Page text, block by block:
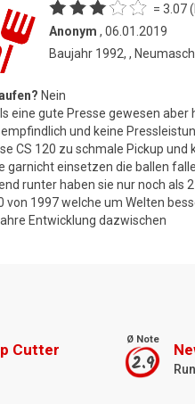
= 3.07
Anonym , 06.01.2019
Baujahr 1992, ,
Nein
eine gute Presse gewesen
und keine
CS 120 zu schmale Pickup
garnicht einsetzen die ballen
runter haben sie nur noch als
von 1997 welche um Welten
Entwicklung dazwischen
Cutter
Ø Note
2.9